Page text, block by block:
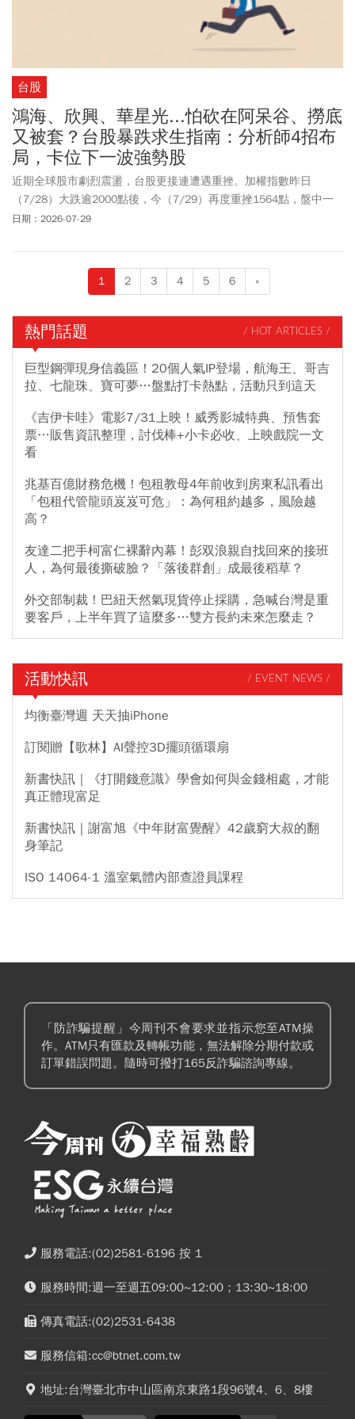
台股
鴻海、欣興、華星光...怕砍在阿呆谷、撈底
又被套？台股暴跌求生指南：分析師4招布
局，卡位下一波強勢股
近期全球股市劇烈震盪，台股更接連遭遇重挫。加權指數昨日
（7/28）大跌逾2000點後，今（7/29）再度重挫1564點，盤中一
度摜破4萬點大關，市場恐慌情緒持續升溫。亞洲股市同樣哀鴻遍
盡、撈底又被套」的極端行情，投資人最想知道的，莫過於這波究
竟跌完了沒？現在該停損逃命，還是逢低撿便宜？大華國際投顧分
「鬼故事」，並逐一分析：台股何時才算真正止穩？面對極端行
情，鴻海、欣興、華星光等個股，又該怎麼布局？
日期：2026-07-29
1 2 3 4 5 6 »
熱門話題 / HOT ARTICLES /
巨型鋼彈現身信義區！20個人氣IP登場，航海王、哥吉
拉、七龍珠、寶可夢…盤點打卡熱點，活動只到這天
《吉伊卡哇》電影7/31上映！威秀影城特典、預售套
票…販售資訊整理，討伐棒+小卡必收、上映戲院一文
看
兆基百億財務危機！包租教母4年前收到房東私訊看出
「包租代管龍頭岌岌可危」：為何租約越多，風險越
高？
友達二把手柯富仁裸辭內幕！彭双浪親自找回來的接班
人，為何最後撕破臉？「落後群創」成最後稻草？
外交部制裁！巴紐天然氣現貨停止採購，急喊台灣是重
要客戶，上半年買了這麼多…雙方長約未來怎麼走？
活動快訊 / EVENT NEWS /
均衡臺灣週 天天抽iPhone
訂閱贈【歌林】AI聲控3D擺頭循環扇
新書快訊｜《打開錢意識》學會如何與金錢相處，才能
真正體現富足
新書快訊｜謝富旭《中年財富覺醒》42歲窮大叔的翻
身筆記
ISO 14064-1 溫室氣體內部查證員課程
「防詐騙提醒」今周刊不會要求並指示您至ATM操
作。ATM只有匯款及轉帳功能，無法解除分期付款或
訂單錯誤問題。隨時可撥打165反詐騙諮詢專線。
服務電話:(02)2581-6196 按 1
服務時間:週一至週五09:00~12:00；13:30~18:00
傳真電話:(02)2531-6438
服務信箱:cc@btnet.com.tw
地址:台灣臺北市中山區南京東路1段96號4、6、8樓